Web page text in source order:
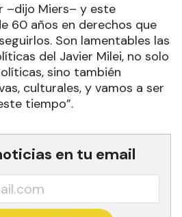
–dijo Miers– y este
60 años en derechos que
Son lamentables las
del Javier Milei, no solo
sino también
culturales, y vamos a ser
tiempo”.
en tu email